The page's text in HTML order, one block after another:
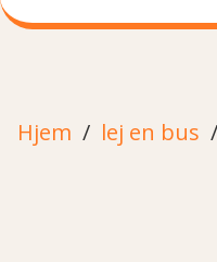
Hjem lej en bus